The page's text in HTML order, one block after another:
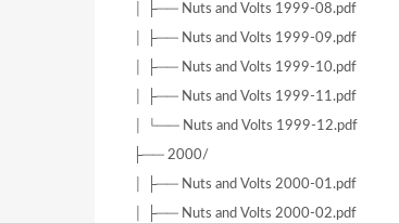
│ ├── Nuts and Volts 1999-08.pdf
│ ├── Nuts and Volts 1999-09.pdf
│ ├── Nuts and Volts 1999-10.pdf
│ ├── Nuts and Volts 1999-11.pdf
│ └── Nuts and Volts 1999-12.pdf
├── 2000/
│ ├── Nuts and Volts 2000-01.pdf
│ ├── Nuts and Volts 2000-02.pdf